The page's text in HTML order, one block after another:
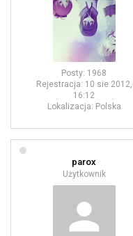
Posty: 1968
Rejestracja: 10 sie 2012,
16:12
Lokalizacja: Polska
parox
Użytkownik